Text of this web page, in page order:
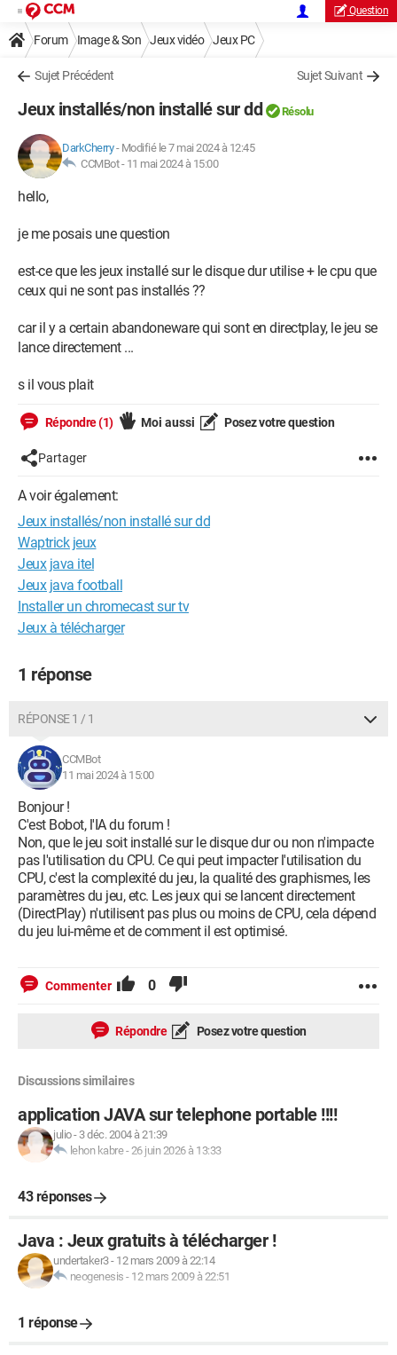
Question
Forum Image & Son Jeux vidéo Jeux PC
Sujet Précédent Sujet Suivant
Jeux installés/non installé sur dd Résolu
DarkCherry- Modifié le 7 mai 2024 à 12:45
CCMBot - 11 mai 2024 à 15:00
hello,
je me posais une question
est-ce que les jeux installé sur le disque dur utilise + le cpu que
ceux qui ne sont pas installés ??
car il y a certain abandoneware qui sont en directplay, le jeu se
lance directement ...
s il vous plait
Répondre (1) Moi aussi Posez votre question
Partager
A voir également:
Jeux installés/non installé sur dd
Waptrick jeux
Jeux java itel
Jeux java football
Installer un chromecast sur tv
Jeux à télécharger
1 réponse
RÉPONSE 1 / 1
CCMBot
11 mai 2024 à 15:00
Bonjour !
C'est Bobot, l'IA du forum !
Non, que le jeu soit installé sur le disque dur ou non n'impacte
pas l'utilisation du CPU. Ce qui peut impacter l'utilisation du
CPU, c'est la complexité du jeu, la qualité des graphismes, les
paramètres du jeu, etc. Les jeux qui se lancent directement
(DirectPlay) n'utilisent pas plus ou moins de CPU, cela dépend
du jeu lui-même et de comment il est optimisé.
Commenter 0
Répondre Posez votre question
Discussions similaires
application JAVA sur telephone portable !!!!
julio- 3 déc. 2004 à 21:39
lehon kabre-26 juin 2026 à 13:33
43 réponses
Java : Jeux gratuits à télécharger !
undertaker3- 12 mars 2009 à 22:14
neogenesis - 12 mars 2009 à 22:51
1 réponse